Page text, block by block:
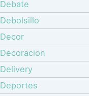
Debate
Debolsillo
Decor
Decoracion
Delivery
Deportes